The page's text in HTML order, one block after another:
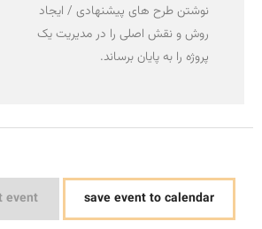
نوشتن طرح های پیشنهادی / ایجاد
روش و نقش اصلی را در مدیریت یک
پروژه را به پایان برساند.
save event to calendar
event